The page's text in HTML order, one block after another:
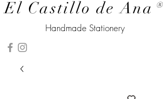
El Castillo de Ana ®
Handmade Stationery